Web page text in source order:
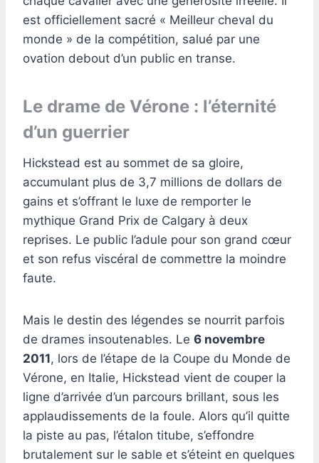
est officiellement sacré « Meilleur cheval du
monde » de la compétition, salué par une
ovation debout d’un public en transe.
Le drame de Vérone : l’éternité
d’un guerrier
Hickstead est au sommet de sa gloire,
accumulant plus de 3,7 millions de dollars de
gains et s’offrant le luxe de remporter le
mythique Grand Prix de Calgary à deux
reprises. Le public l’adule pour son grand cœur
et son refus viscéral de commettre la moindre
faute.
Mais le destin des légendes se nourrit parfois
de drames insoutenables. Le 6 novembre
2011, lors de l’étape de la Coupe du Monde de
Vérone, en Italie, Hickstead vient de couper la
ligne d’arrivée d’un parcours brillant, sous les
applaudissements de la foule. Alors qu’il quitte
la piste au pas, l’étalon titube, s’effondre
brutalement sur le sable et s’éteint en quelques